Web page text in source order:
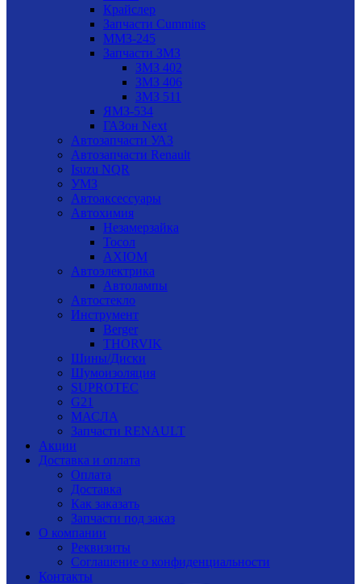
Крайслер
Запчасти Cummins
ММЗ-245
Запчасти ЗМЗ
ЗМЗ 402
ЗМЗ 406
ЗМЗ 511
ЯМЗ-534
ГАЗон Next
Автозапчасти УАЗ
Автозапчасти Renault
Isuzu NQR
УМЗ
Автоаксессуары
Автохимия
Незамерзайка
Тосол
AXIOM
Автоэлектрика
Автолампы
Автостекло
Инструмент
Berger
THORVIK
Шины/Диски
Шумоизоляция
SUPROTEC
G21
МАСЛА
Запчасти RENAULT
Акции
Доставка и оплата
Оплата
Доставка
Как заказать
Запчасти под заказ
О компании
Реквизиты
Соглашение о конфиденциальности
Контакты